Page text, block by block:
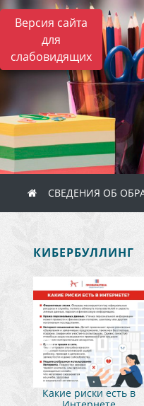
Версия сайта
для
слабовидящих
СВЕДЕНИЯ ОБ
КИБЕРБУЛЛИНГ
Какие риски есть в